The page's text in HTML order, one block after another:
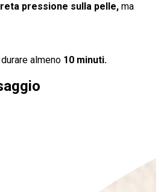
pressione sulla pelle, ma
almeno 10 minuti.